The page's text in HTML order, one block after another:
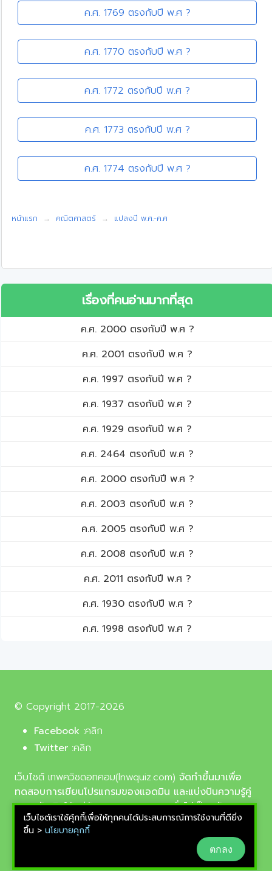
ค.ศ. 1769 ตรงกับปี พ.ศ ?
ค.ศ. 1770 ตรงกับปี พ.ศ ?
ค.ศ. 1772 ตรงกับปี พ.ศ ?
ค.ศ. 1773 ตรงกับปี พ.ศ ?
ค.ศ. 1774 ตรงกับปี พ.ศ ?
หน้าแรก คณิตศาสตร์ แปลงปี พ.ศ.-ค.ศ
เรื่องที่คนอ่านมากที่สุด
ค.ศ. 2000 ตรงกับปี พ.ศ ?
ค.ศ. 2001 ตรงกับปี พ.ศ ?
ค.ศ. 1997 ตรงกับปี พ.ศ ?
ค.ศ. 1937 ตรงกับปี พ.ศ ?
ค.ศ. 1929 ตรงกับปี พ.ศ ?
ค.ศ. 2464 ตรงกับปี พ.ศ ?
ค.ศ. 2000 ตรงกับปี พ.ศ ?
ค.ศ. 2003 ตรงกับปี พ.ศ ?
ค.ศ. 2005 ตรงกับปี พ.ศ ?
ค.ศ. 2008 ตรงกับปี พ.ศ ?
ค.ศ. 2011 ตรงกับปี พ.ศ ?
ค.ศ. 1930 ตรงกับปี พ.ศ ?
ค.ศ. 1998 ตรงกับปี พ.ศ ?
© Copyright 2017-2026
Facebook :คลิก
Twitter :คลิก
เว็บไซต์ เทพควิชดอทคอม(lnwquiz.com) จัดทำขึ้นมาเพื่อ
ทดสอบการเขียนโปรแกรมของแอดมิน และแบ่งปันความรู้คู่
ความบันเทิงให้แก่น้อง ๆ ตลอดจนบุคลทั่วไปเป็นหลัก,
รูปภาพที่นำมาใช้ประกอบบทความเป็นรูปภาพจากเว็บ
pixabay.com และunsplash.com ซึ่งเป็นเว็บแจกรูปฟรี
ลิขสิทธิ์แบบ CC0 ที่ช่างภาพจากทั่วโลกอัพโหลดไว้ให้
สามารถนำมาใช้ฟรีได้
เว็บไซต์เราใช้คุ้กกี้เพื่อให้ทุกคนได้ประสบการณ์การใช้งานที่ดียิ่ง
ขึ้น > นโยบายคุกกี้
ตกลง